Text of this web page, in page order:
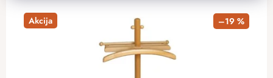
Akcija –19 %